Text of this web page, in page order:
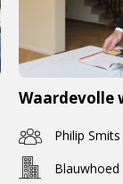
Waardevolle
Philip Smits
Blauwhoed